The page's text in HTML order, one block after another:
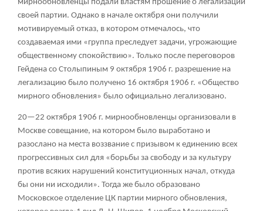
мирнообновленцы подали властям прошение о легализации
своей партии. Однако в начале октября они получили
мотивируемый отказ, в котором отмечалось, что
создаваемая ими «группа преследует задачи, угрожающие
общественному спокойствию». Только после переговоров
Гейдена со Столыпиным 9 октября 1906 г. разрешение на
легализацию было получено 16 октября 1906 г. «Общество
мирного обновления» было официально легализовано.
20—22 октября 1906 г. мирнообновленцы организовали в
Москве совещание, на котором было выработано и
разослано на места воззвание с призывом к единению всех
прогрессивных сил для «борьбы за свободу и за культуру
против всяких нарушений конституционных начал, откуда
бы они ни исходили». Тогда же было образовано
Московское отделение ЦК партии мирного обновления,